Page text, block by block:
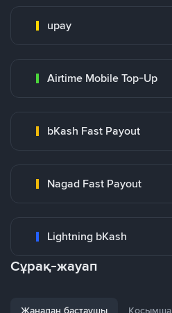
upay
Airtime Mobile Top-Up
bKash Fast Payout
Nagad Fast Payout
Lightning bKash
Сұрақ-жауап
Жаңадан бастаушы Қосымша